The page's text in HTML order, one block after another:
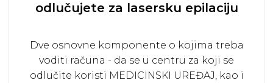
odlučujete za lasersku epilaciju
Dve osnovne komponente o kojima treba
voditi računa - da se u centru za koji se
odlučite koristi MEDICINSKI UREĐAJ, kao i